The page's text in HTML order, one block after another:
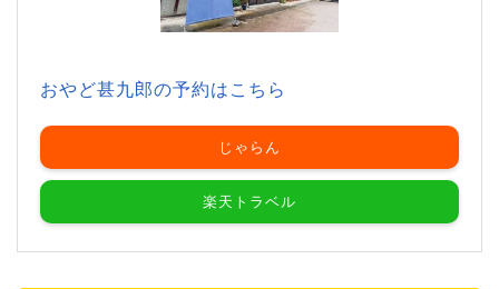
おやど甚九郎の予約はこちら
じゃらん
楽天トラベル